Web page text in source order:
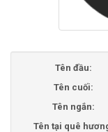
Tên đầu:
Tên cuối:
Tên ngắn:
Tên tại quê